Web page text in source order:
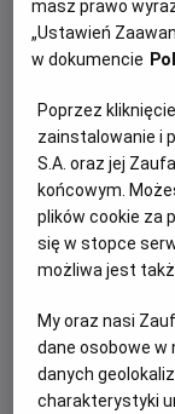
Dbaj o
Troska o
znacząco
Czytaj więcej
masz prawo
„Ustawień
w dokumencie
Poprzez
zainstalowanie i
S.A. oraz jej
końcowym.
plików cookie za
się w stopce
możliwa jest
My oraz nasi
dane osobowe
danych
charakterystyki